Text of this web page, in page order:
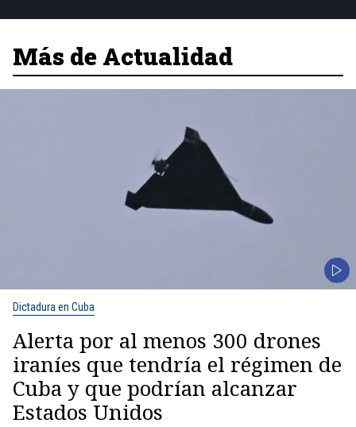
Más de Actualidad
Dictadura en Cuba
Alerta por al menos 300 drones
iraníes que tendría el régimen de
Cuba y que podrían alcanzar
Estados Unidos